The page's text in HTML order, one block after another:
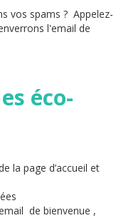
vos spams ? Appelez-
l'email de
éco-
la page d’accueil et
de bienvenue ,